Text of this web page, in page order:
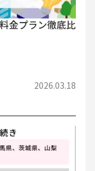
金プラン徹底比
2026.03.18